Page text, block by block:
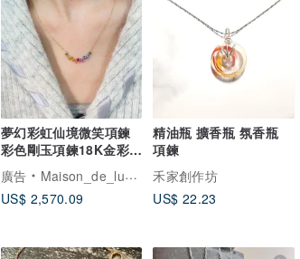
夢幻彩虹仙境微笑項鍊
彩色剛玉項鍊18K金彩色
藍寶石項鍊項鏈
廣告
Maison_de_lumin
US$ 2,570.09
精油瓶 擴香瓶 氛香瓶
項鍊
禾家創作坊
US$ 22.23